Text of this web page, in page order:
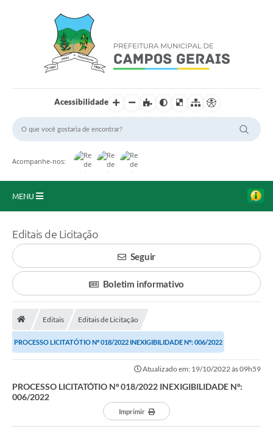
Acessibilidade
Acompanhe-nos:
MENU
O Município
A Prefeitura
Portal da Transparência
Secretarias
Mais
Editais de Licitação
Seguir
Boletim informativo
Editais Editais de Licitação
PROCESSO LICITATÓTIO Nº 018/2022 INEXIGIBILIDADE Nº: 006/2022
Atualizado em: 19/10/2022 às 09h59
PROCESSO LICITATÓTIO Nº 018/2022 INEXIGIBILIDADE Nº:
006/2022
Imprimir